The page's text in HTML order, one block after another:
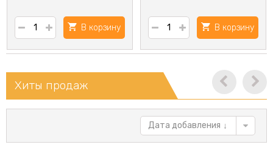
В корзину В корзину
Хиты продаж
Дата добавления